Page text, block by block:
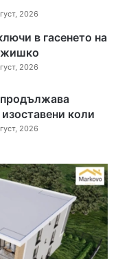
2026
в гасенето на
2026
продължава
коли
2026